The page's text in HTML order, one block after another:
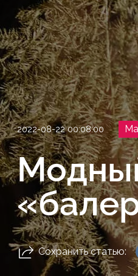
2022-08-22 00:08:00
Сохранить статью: